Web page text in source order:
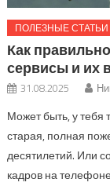
ПОЛЕЗНЫЕ СТАТЬИ
Как
сервисы и их
31.08.2025
Может быть, у тебя
старая, полная
десятилетий. Или
кадров на